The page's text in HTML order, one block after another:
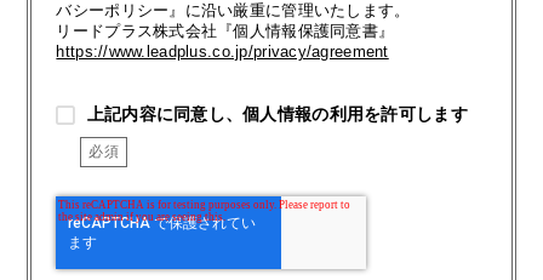
バシーポリシー』に沿い厳重に管理いたします。
リードプラス株式会社『個人情報保護同意書』
https://www.leadplus.co.jp/privacy/agreement
上記内容に同意し、個人情報の利用を許可します